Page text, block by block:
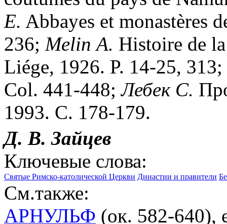
E. Abbayes et monastères
236; Melin A. Histoire de
Liége, 1926. P. 14-25, 313;
Col. 441-448;Лебек С.
1993. С. 178-179.
Д. В. Зайцев
Ключевые слова:
Святые Римско-католической Церкви Династии и правители
См.также:
АРНУЛЬФ (ок. 582-640),